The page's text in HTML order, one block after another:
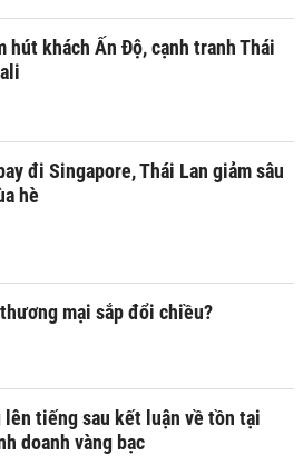
hút khách Ấn Độ, cạnh tranh Thái
đi Singapore, Thái Lan giảm sâu
hè
mại sắp đổi chiều?
lên tiếng sau kết luận về tồn tại
doanh vàng bạc